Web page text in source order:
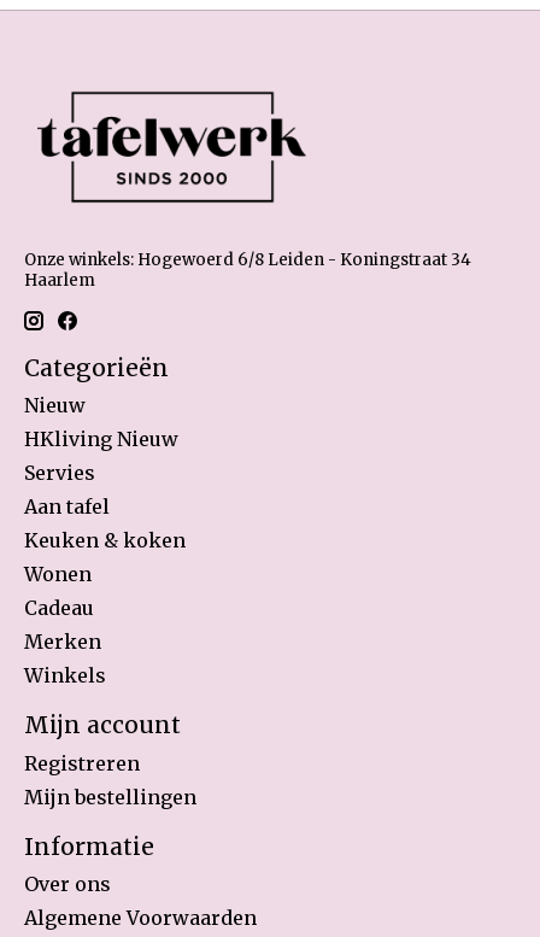
Onze winkels: Hogewoerd 6/8 Leiden - Koningstraat 34
Haarlem
Categorieën
Nieuw
HKliving Nieuw
Servies
Aan tafel
Keuken & koken
Wonen
Cadeau
Merken
Winkels
Mijn account
Registreren
Mijn bestellingen
Informatie
Over ons
Algemene Voorwaarden